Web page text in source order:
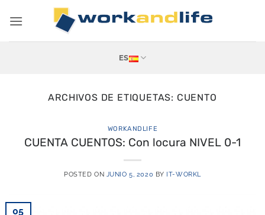
ES
ARCHIVOS DE ETIQUETAS: CUENTO
WORKANDLIFE
CUENTA CUENTOS: Con locura NIVEL 0-1
POSTED ON JUNIO 5, 2020 BY IT-WORKL
05